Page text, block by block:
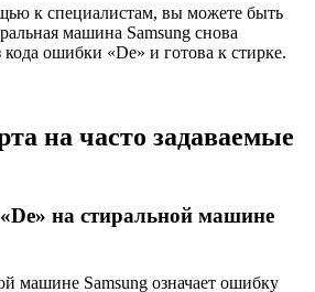
к специалистам, вы можете быть
машина Samsung снова
кода ошибки «De» и готова к стирке.
на часто задаваемые
на стиральной машине
машине Samsung означает ошибку